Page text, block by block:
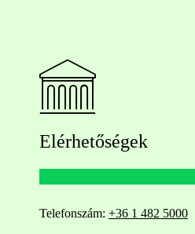
Elérhetőségek
Telefonszám: +36 1 482 5000